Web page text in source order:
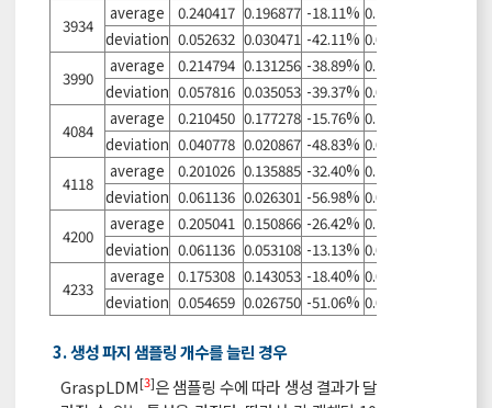
3934
average 0.240417 0.196877 -18.11% 0.123735
deviation 0.052632 0.030471 -42.11% 0.031358
3990
average 0.214794 0.131256 -38.89% 0.120053
deviation 0.057816 0.035053 -39.37% 0.034023
4084
average 0.210450 0.177278 -15.76% 0.100917
deviation 0.040778 0.020867 -48.83% 0.019584
4118
average 0.201026 0.135885 -32.40% 0.106455
deviation 0.061136 0.026301 -56.98% 0.033100
4200
average 0.205041 0.150866 -26.42% 0.131072
deviation 0.061136 0.053108 -13.13% 0.041732
4233
average 0.175308 0.143053 -18.40% 0.096624
deviation 0.054659 0.026750 -51.06% 0.010904
3. 생성 파지 샘플링 개수를 늘린 경우
GraspLDM[3]은 샘플링 수에 따라 생성 결과가 달